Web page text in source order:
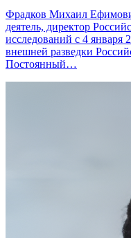
Фрадков Михаил
деятель, директор
исследований с 4
внешней разведки
Постоянный…